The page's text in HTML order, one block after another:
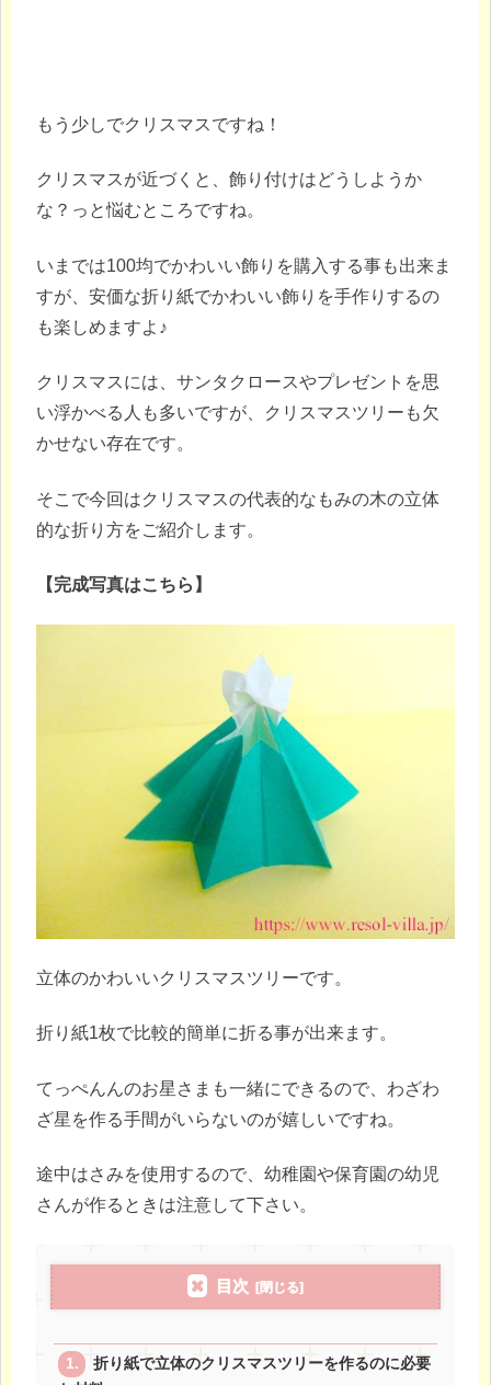
もう少しでクリスマスですね！
クリスマスが近づくと、飾り付けはどうしようか
な？っと悩むところですね。
いまでは100均でかわいい飾りを購入する事も出来ま
すが、安価な折り紙でかわいい飾りを手作りするの
も楽しめますよ♪
クリスマスには、サンタクロースやプレゼントを思
い浮かべる人も多いですが、クリスマスツリーも欠
かせない存在です。
そこで今回はクリスマスの代表的なもみの木の立体
的な折り方をご紹介します。
【完成写真はこちら】
立体のかわいいクリスマスツリーです。
折り紙1枚で比較的簡単に折る事が出来ます。
てっぺんんのお星さまも一緒にできるので、わざわ
ざ星を作る手間がいらないのが嬉しいですね。
途中はさみを使用するので、幼稚園や保育園の幼児
さんが作るときは注意して下さい。
目次
折り紙で立体のクリスマスツリーを作るのに必要